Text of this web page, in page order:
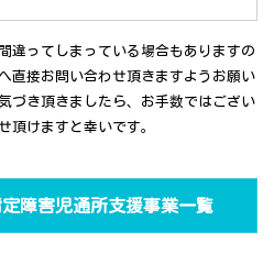
違ってしまっている場合もありますの
直接お問い合わせ頂きますようお願い
づき頂きましたら、お手数ではござい
頂けますと幸いです。
障害児通所支援事業一覧